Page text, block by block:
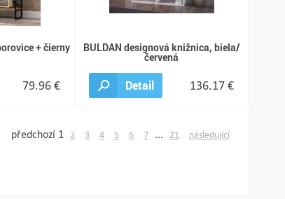
+ čierny
79.96 €
BULDAN designová knižnica, biela/
červená
Detail 136.17 €
předchozí 1 2 3 4 5 6 7 ... 21 následující